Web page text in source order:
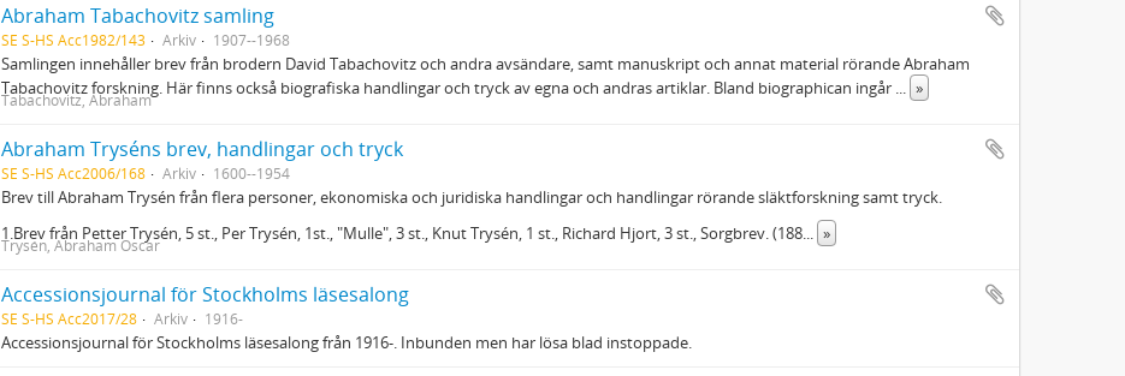
Abraham Tabachovitz samling
SE S-HS Acc1982/143 Arkiv 1907--1968
Samlingen innehåller brev från brodern David Tabachovitz och andra avsändare, samt manuskript och annat material rörande Abraham
Tabachovitz forskning. Här finns också biografiska handlingar och tryck av egna och andras artiklar. Bland biographican ingår
»
Tabachovitz, Abraham
Abraham Tryséns brev, handlingar och tryck
SE S-HS Acc2006/168 Arkiv 1600--1954
Brev till Abraham Trysén från flera personer, ekonomiska och juridiska handlingar och handlingar rörande släktforskning samt tryck.
1.Brev från Petter Trysén, 5 st., Per Trysén, 1st., "Mulle", 3 st., Knut Trysén, 1 st., Richard Hjort, 3 st., Sorgbrev. (188
»
Trysén, Abraham Oscar
Accessionsjournal för Stockholms läsesalong
SE S-HS Acc2017/28 Arkiv 1916-
Accessionsjournal för Stockholms läsesalong från 1916-. Inbunden men har lösa blad instoppade.